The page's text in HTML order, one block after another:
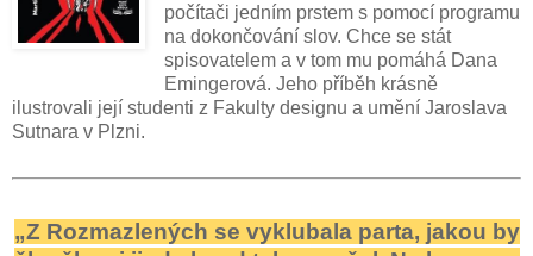
počítači jedním prstem s pomocí programu
na dokončování slov. Chce se stát
spisovatelem a v tom mu pomáhá Dana
Emingerová. Jeho příběh krásně
ilustrovali její studenti z Fakulty designu a umění Jaroslava
Sutnara v Plzni.
„Z Rozmazlených se vyklubala parta, jakou by